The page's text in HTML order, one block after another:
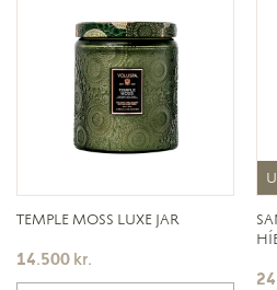
TEMPLE MOSS LUXE JAR
14.500 kr.